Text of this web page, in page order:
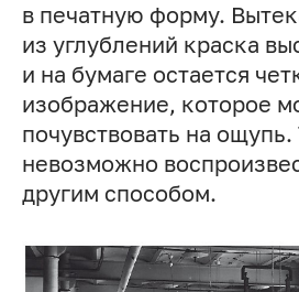
в печатную форму.
из углублений краска
и на бумаге остается
изображение, которое
почувствовать на ощупь.
невозможно
другим способом.